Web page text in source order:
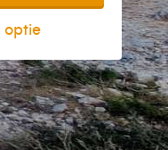
optie